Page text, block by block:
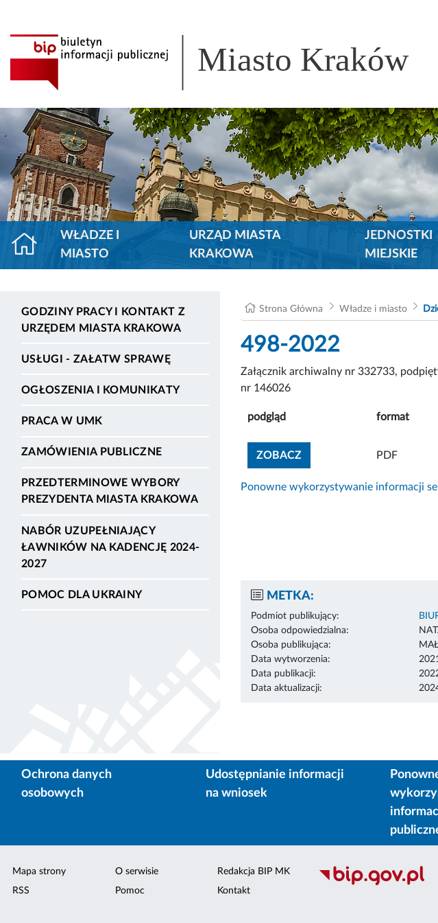
Miasto Kraków
WŁADZE I
MIASTO
URZĄD MIASTA
KRAKOWA
JEDNOSTKI
MIEJSKIE
GODZINY PRACY I KONTAKT Z
URZĘDEM MIASTA KRAKOWA
USŁUGI - ZAŁATW SPRAWĘ
OGŁOSZENIA I KOMUNIKATY
PRACA W UMK
ZAMÓWIENIA PUBLICZNE
PRZEDTERMINOWE WYBORY
PREZYDENTA MIASTA KRAKOWA
NABÓR UZUPEŁNIAJĄCY
ŁAWNIKÓW NA KADENCJĘ 2024-
2027
POMOC DLA UKRAINY
Strona Główna Władze i miasto
498-2022
Załącznik archiwalny nr 332733,
nr 146026
podgląd format
ZOBACZZOBACZ ZAŁĄCZNIK
PDF
Ponowne wykorzystywanie informacji
METKA:
Podmiot publikujący:
Osoba odpowiedzialna:
Osoba publikująca:
Data wytworzenia:
Data publikacji:
Data aktualizacji:
Ochrona danych
osobowych
Udostępnianie informacji
na wniosek
Mapa strony
RSS
O serwisie
Pomoc
Redakcja BIP MK
Kontakt